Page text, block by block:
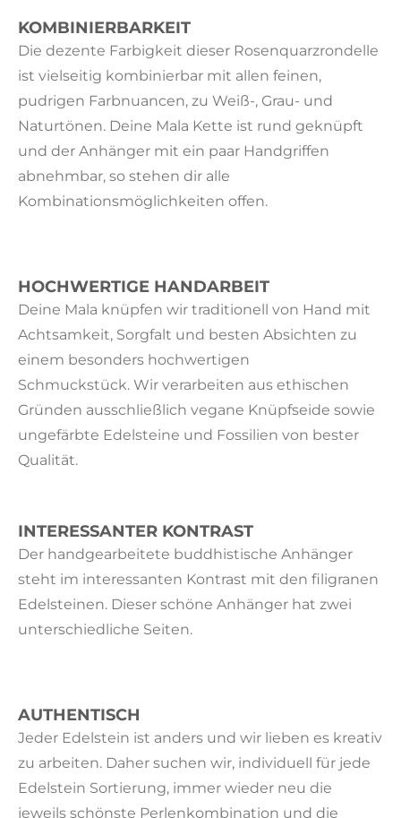
KOMBINIERBARKEIT
Die dezente Farbigkeit dieser Rosenquarzrondelle
ist vielseitig kombinierbar mit allen feinen,
pudrigen Farbnuancen, zu Weiß-, Grau- und
Naturtönen. Deine Mala Kette ist rund geknüpft
und der Anhänger mit ein paar Handgriffen
abnehmbar, so stehen dir alle
Kombinationsmöglichkeiten offen.
HOCHWERTIGE HANDARBEIT
Deine Mala knüpfen wir traditionell von Hand mit
Achtsamkeit, Sorgfalt und besten Absichten zu
einem besonders hochwertigen
Schmuckstück. Wir verarbeiten aus ethischen
Gründen ausschließlich vegane Knüpfseide sowie
ungefärbte Edelsteine und Fossilien von bester
Qualität.
INTERESSANTER KONTRAST
Der handgearbeitete buddhistische Anhänger
steht im interessanten Kontrast mit den filigranen
Edelsteinen. Dieser schöne Anhänger hat zwei
unterschiedliche Seiten.
AUTHENTISCH
Jeder Edelstein ist anders und wir lieben es kreativ
zu arbeiten. Daher suchen wir, individuell für jede
Edelstein Sortierung, immer wieder neu die
jeweils schönste Perlenkombination und die